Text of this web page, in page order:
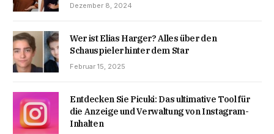
Dezember 8, 2024
Wer ist Elias Harger? Alles über den
Schauspieler hinter dem Star
Februar 15, 2025
Entdecken Sie Picuki: Das ultimative Tool für
die Anzeige und Verwaltung von Instagram-
Inhalten